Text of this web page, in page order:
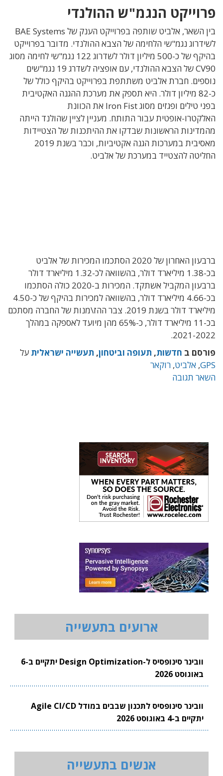
פרוייקט הנגמ"ש ההולנדי
בין השאר, אלביט שותפה בפרוייקט הענק של BAE Systems
לשידרוג נגמ"שי הלחימה של הצבא ההולנדי. מדובר בפרוייקט
בהיקף של כ-500 מיליון דולר לשדרוג 122 נגמ"שי לחימה מסוג
CV90 של הצבא ההולנדי, עם אופציה לשדרג 19 נגמ"שים
נוספים. חברת אלביט משתתפת בפרוייקט בהיקף כולל של
כ-82 מיליון דולר. היא תספק את מערכת ההגנה האקטיבית
בפני טילים ופגזים מסוג Iron Fist את הכוונת
האלקטרו-אופטית עבור התותח. מעניין לציין שהולנד הייתה
מהמדינות הראשונות שבדקו את ההיתכנות של הצטיידות
מאסיבית במערכות הגנה אקטיביות, וכבר בשנת 2019
החליטה להצטייד במערכת של אלביט.
ברבעון האחרון של 2020 הסתכמו המכירות של אלביט
בכ-1.38 מיליארד דולר, בהשוואה לכ-1.32 מיליארד דולר
ברבעון המקביל אשתקד. המכירות ב-2020 כולה הסתכמו
בכ-4.66 מיליארד דולר, בהשוואה למכירות בהיקף של כ-4.50
מיליארד דולר בשנת 2019. צבר ההז\מנות של החברה מסתכם
בכ-11 מיליארד דולר, כ-65% מהן מיועד לאספקה במהלך
2021-2022.
פורסם ב חדשות, תעופה וביטחון, תעשייה ישראלית על
GPS
, אלביט, רוקאר
השאר תגובה
ארועים בתעשייה
וובינר סינופסיס ל-Design Optimization יתקיים ב-6
באוגוסט 2026
וובינר סינופסיס לתכנון שבבים במודל Agile CI/CD
יתקיים ב-4 באוגוסט 2026
אנשים בתעשייה